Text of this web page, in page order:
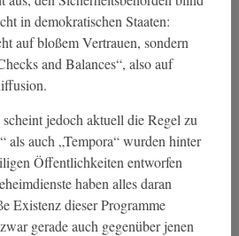
in demokratischen Staaten:
auf bloßem Vertrauen, sondern
and Balances“, also auf
jedoch aktuell die Regel zu
als auch „Tempora“ wurden hinter
Öffentlichkeiten entworfen
haben alles daran
Existenz dieser Programme
gerade auch gegenüber jenen